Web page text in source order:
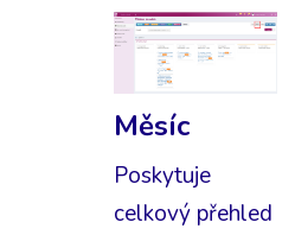
Měsíc
Poskytuje
celkový přehled